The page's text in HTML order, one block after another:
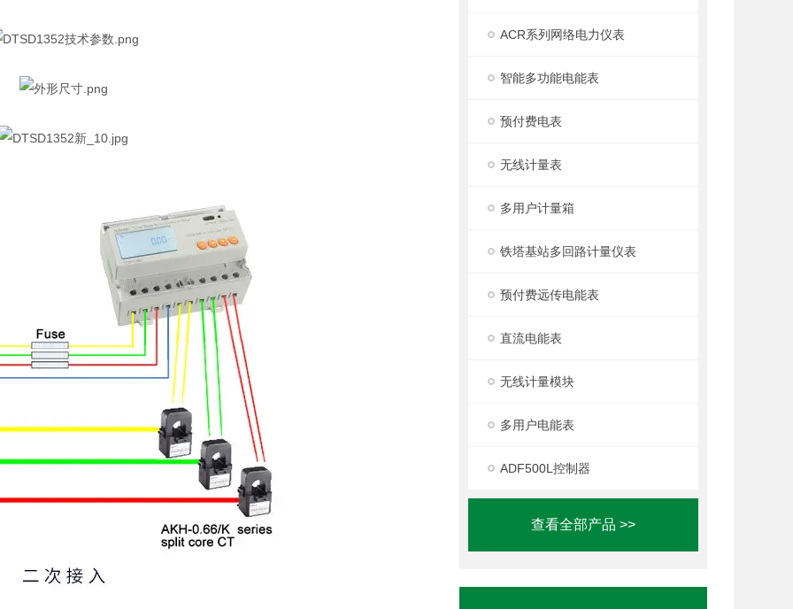
ACR系列网络电力仪表
智能多功能电能表
预付费电表
无线计量表
多用户计量箱
铁塔基站多回路计量仪表
预付费远传电能表
直流电能表
无线计量模块
多用户电能表
ADF500L控制器
查看全部产品 >>